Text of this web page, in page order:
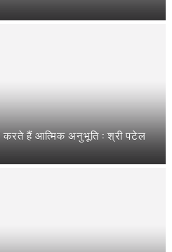
करते हैं आत्मिक अनुभूति : श्री पटेल